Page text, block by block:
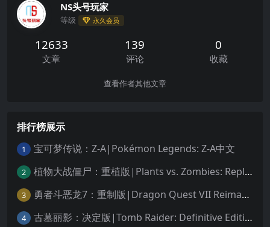
NS头号玩家
等级 永久会员
12633
文章
139
评论
0
收藏
查看作者其他文章
排行榜展示
1 宝可梦传说：Z-A|Pokémon Legends: Z-A中文
2 植物大战僵尸：重植版|Plants vs. Zombies: Replanted中文
3 勇者斗恶龙7：重制版|Dragon Quest VII Reimagined中文
4 古墓丽影：决定版|Tomb Raider: Definitive Edition中文